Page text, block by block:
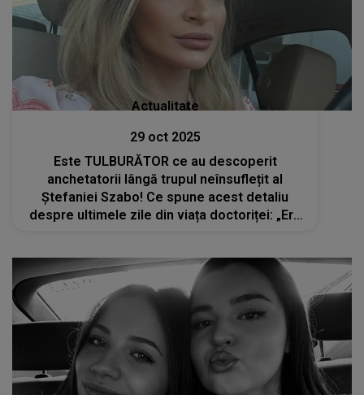
Actualitate
29 oct 2025
Este TULBURĂTOR ce au descoperit
anchetatorii lângă trupul neînsuflețit al
Ștefaniei Szabo! Ce spune acest detaliu
despre ultimele zile din viața doctoriței: „Era